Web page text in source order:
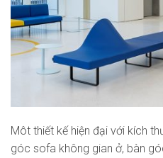
Môt thiết kế hiện đại với kích
góc sofa không gian ở, bàn